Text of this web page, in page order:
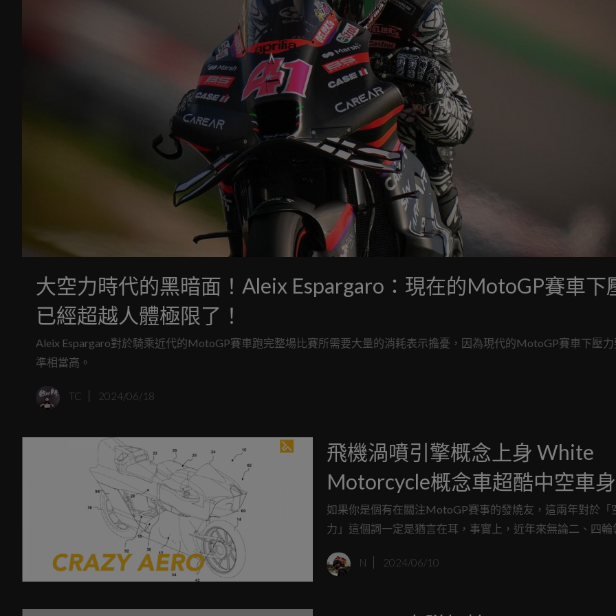
大空力時代的黑暗面！Aleix Espargaro：現在的MotoGP賽車下
已經超越人體極限了！
Aleix Espargaro對於騎乘近代的MotoGP賽車跑完整場比賽所需要大量的消耗表示擔憂，因為現代的MotoGP賽車下壓
準相當高。
TC 2024/06/18
飛機渦噴引擎概念上身 White
Motorcycle概念車超酷中空車
的可行？
如果你是個有在關注MotoGP賽事的發燒友，這兩年對於「
力」這個詞一定是猶言在耳，事實上，近年來無論二、四輪
國外專研於天馬行空想法的White Motorcycle，是你從沒看
N 2024/06/10